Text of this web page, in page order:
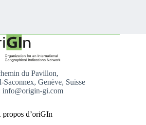
du Pavillon,
Saconnex, Genève, Suisse
info@origin-gi.com
propos d’oriGIn